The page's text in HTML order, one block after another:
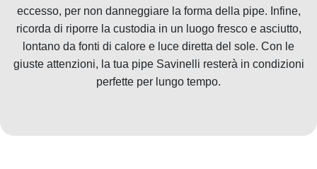
eccesso, per non danneggiare la forma della pipe. Infine,
ricorda di riporre la custodia in un luogo fresco e asciutto,
lontano da fonti di calore e luce diretta del sole. Con le
giuste attenzioni, la tua pipe Savinelli resterà in condizioni
perfette per lungo tempo.